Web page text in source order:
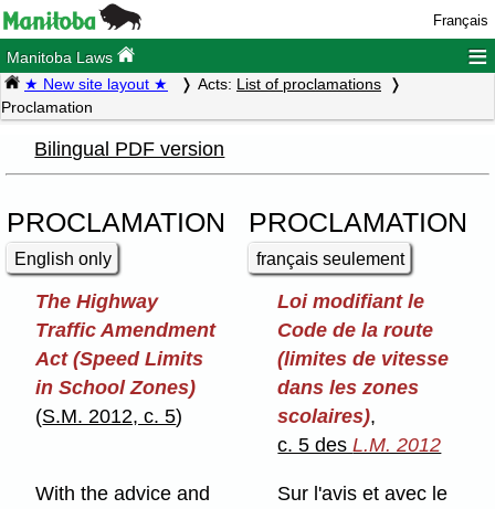
Français
Manitoba Laws ≡
★ New site layout ★ Acts: List of proclamations
Proclamation
Bilingual PDF version
PROCLAMATION
English only
PROCLAMATION
français seulement
The Highway
Traffic Amendment
Act (Speed Limits
in School Zones)
(S.M. 2012, c. 5)
Loi modifiant le
Code de la route
(limites de vitesse
dans les zones
scolaires),
c. 5 desL.M. 2012
With the advice and
Sur l'avis et avec le